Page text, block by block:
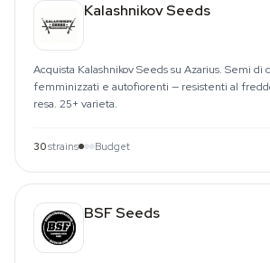
Kalashnikov Seeds
Acquista Kalashnikov Seeds su Azarius. Semi di
femminizzati e autofiorenti — resistenti al
resa. 25+ varieta.
30strains Budget
BSF Seeds